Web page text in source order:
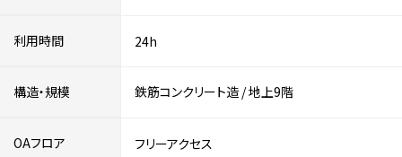
利用時間 24h
構造・規模 鉄筋コンクリート造 /地上9階
OAフロア フリーアクセス